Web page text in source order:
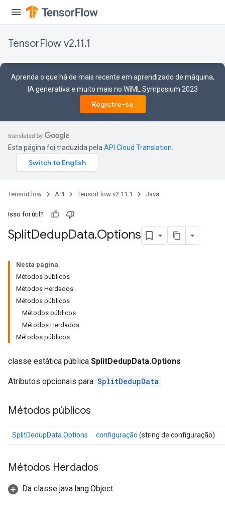
TensorFlow v2.11.1
Aprenda o que há de mais recente em aprendizado de máquina,
IA generativa e muito mais no WiML Symposium 2023
Registre-se
Esta página foi traduzida pela API Cloud Translation
TensorFlow API TensorFlow v2.11.1 Java
Isso foi útil?
SplitDedupData.Options
Nesta página
Métodos públicos
Métodos Herdados
Métodos públicos
Métodos públicos
Métodos Herdados
Métodos públicos
classe estática pública SplitDedupData.Options
Atributos opcionais para SplitDedupData
Métodos públicos
SplitDedupData.Options configuração (string de configuração)
Métodos Herdados
Da classe java.lang.Object